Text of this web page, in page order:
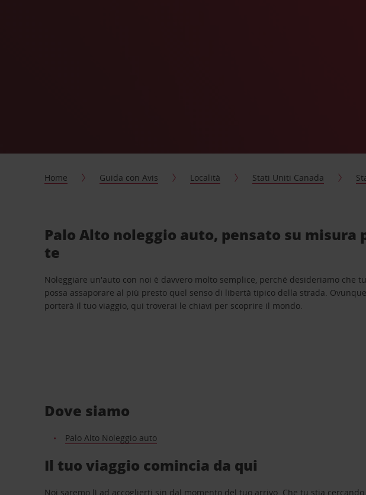
Home Guida con Avis Località Stati Uniti Canada
Palo Alto noleggio auto, pensato su misura
te
Noleggiare un'auto con noi è davvero molto semplice, perché desideriamo che tu
possa assaporare al più presto quel senso di libertà tipico della strada.
porterà il tuo viaggio, qui troverai le chiavi per scoprire il mondo.
Dove siamo
Palo Alto Noleggio auto
Il tuo viaggio comincia da qui
Noi saremo lì ad accoglierti sin dal momento del tuo arrivo. Che tu stia